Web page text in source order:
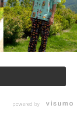
powered by